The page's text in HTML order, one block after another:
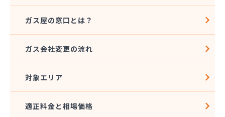
株式会社稲葉商店
株式会社宇都宮プロパン容器検査工場
株式会社菊泉
株式会社県民ガス保安センター
株式会社高圧容器検査所
株式会社篠田商店
株式会社小野里商店 佐野営業所
ガス屋の窓口とは？
ガス会社変更の流れ
対象エリア
適正料金と相場価格